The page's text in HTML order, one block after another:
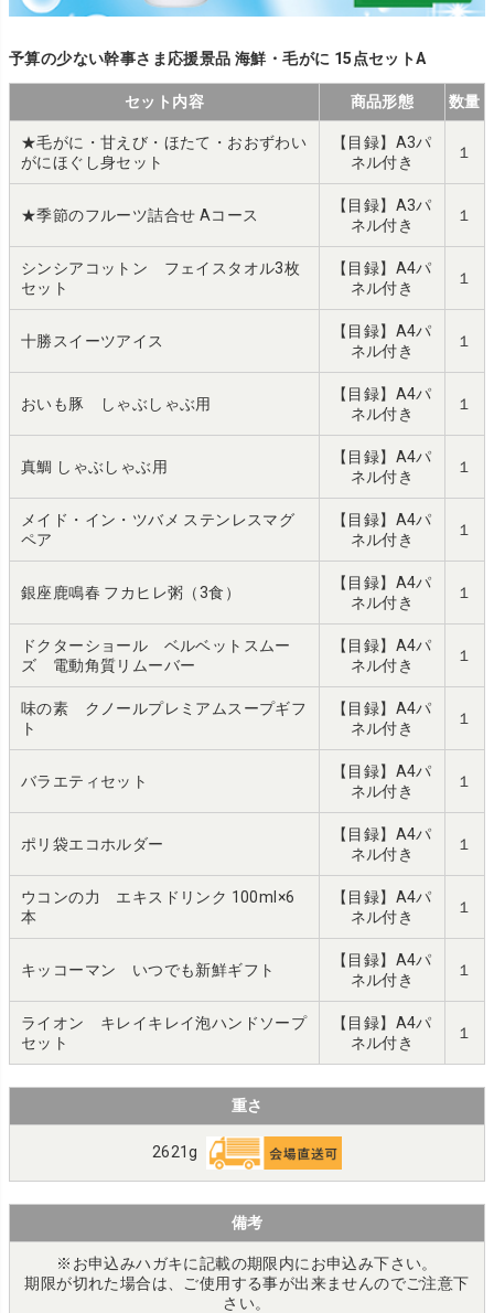
予算の少ない幹事さま応援景品 海鮮・毛がに 15点セットA
セット内容 商品形態 数量
★毛がに・甘えび・ほたて・おおずわい
がにほぐし身セット
【目録】A3パ
ネル付き
１
★季節のフルーツ詰合せ Aコース
【目録】A3パ
ネル付き
１
シンシアコットン フェイスタオル3枚
セット
【目録】A4パ
ネル付き
１
十勝スイーツアイス
【目録】A4パ
ネル付き
１
おいも豚 しゃぶしゃぶ用
【目録】A4パ
ネル付き
１
真鯛 しゃぶしゃぶ用
【目録】A4パ
ネル付き
１
メイド・イン・ツバメ ステンレスマグ
ペア
【目録】A4パ
ネル付き
１
銀座鹿鳴春 フカヒレ粥（3食）
【目録】A4パ
ネル付き
１
ドクターショール ベルベットスムー
ズ 電動角質リムーバー
【目録】A4パ
ネル付き
１
味の素 クノールプレミアムスープギフ
ト
【目録】A4パ
ネル付き
１
バラエティセット
【目録】A4パ
ネル付き
１
ポリ袋エコホルダー
【目録】A4パ
ネル付き
１
ウコンの力 エキスドリンク 100ml×6
本
【目録】A4パ
ネル付き
１
キッコーマン いつでも新鮮ギフト
【目録】A4パ
ネル付き
１
ライオン キレイキレイ泡ハンドソープ
セット
【目録】A4パ
ネル付き
１
重さ
2621g
備考
※お申込みハガキに記載の期限内にお申込み下さい。
期限が切れた場合は、ご使用する事が出来ませんのでご注意下
さい。